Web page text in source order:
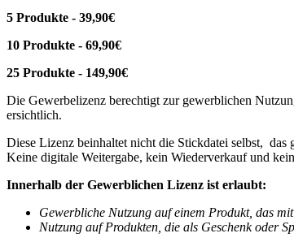
5 Produkte - 39,90€
10 Produkte - 69,90€
25 Produkte - 149,90€
Die Gewerbelizenz berechtigt zur gewerblichen
ersichtlich.
Diese Lizenz beinhaltet nicht die Stickdatei selbst, das
Keine digitale Weitergabe, kein Wiederverkauf und
Innerhalb der Gewerblichen Lizenz ist erlaubt:
Gewerbliche Nutzung auf einem Produkt, das
Nutzung auf Produkten, die als Geschenk oder